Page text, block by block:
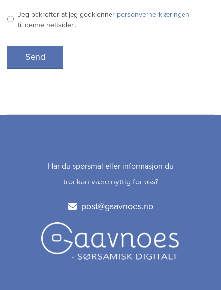
Jeg bekrefter at jeg godkjenner personvernerklæringen
til denne nettsiden.
Send
Har du spørsmål eller informasjon du
tror kan være nyttig for oss?
post@gaavnoes.no